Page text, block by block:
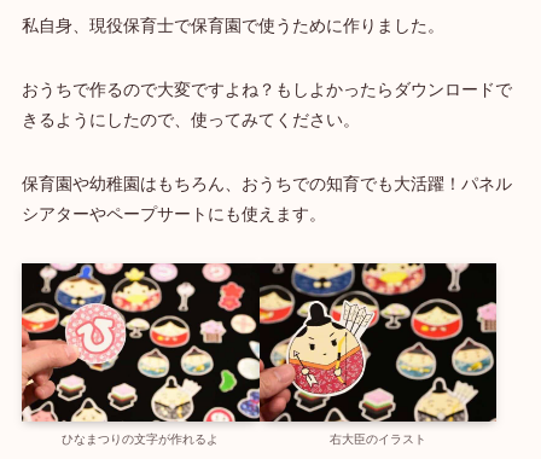
私自身、現役保育士で保育園で使うために作りました。
おうちで作るので大変ですよね？もしよかったらダウンロードで
きるようにしたので、使ってみてください。
保育園や幼稚園はもちろん、おうちでの知育でも大活躍！パネル
シアターやペープサートにも使えます。
ひなまつりの文字が作れるよ 右大臣のイラスト